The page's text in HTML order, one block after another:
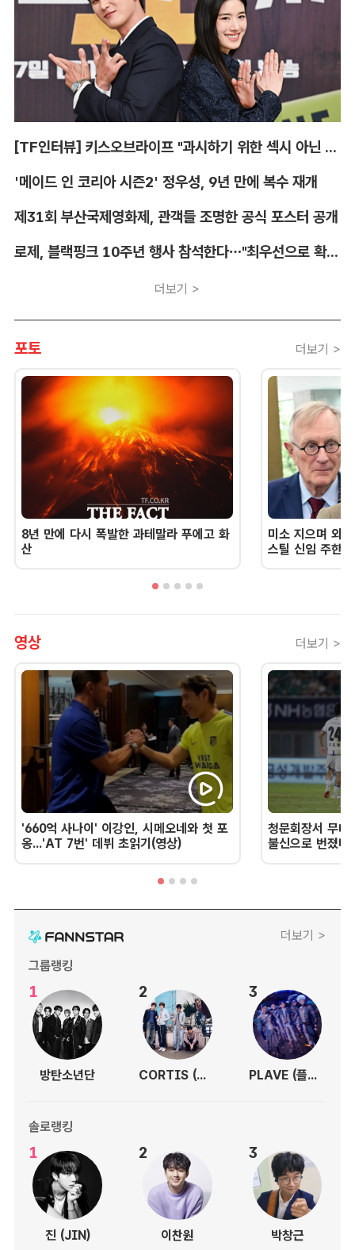
[TF인터뷰] 키스오브라이프 "과시하기 위한 섹시 아닌 당당함"
'메이드 인 코리아 시즌2' 정우성, 9년 만에 복수 재개
제31회 부산국제영화제, 관객들 조명한 공식 포스터 공개
로제, 블랙핑크 10주년 행사 참석한다…"최우선으로 확정"
더보기 >
포토 더보기 >
8년 만에 다시 폭발한 과테말라 푸에고 화
산
미소 지으며 외
스틸 신임 주한
영상 더보기 >
'660억 사나이' 이강인, 시메오네와 첫 포
옹...'AT 7번' 데뷔 초읽기(영상)
청문회장서 무너
불신으로 번졌
더보기 >
그룹랭킹
1
방탄소년단
2
CORTIS (코르티스)
3
PLAVE (플레이브)
솔로랭킹
1
진 (JIN)
2
이찬원
3
박창근